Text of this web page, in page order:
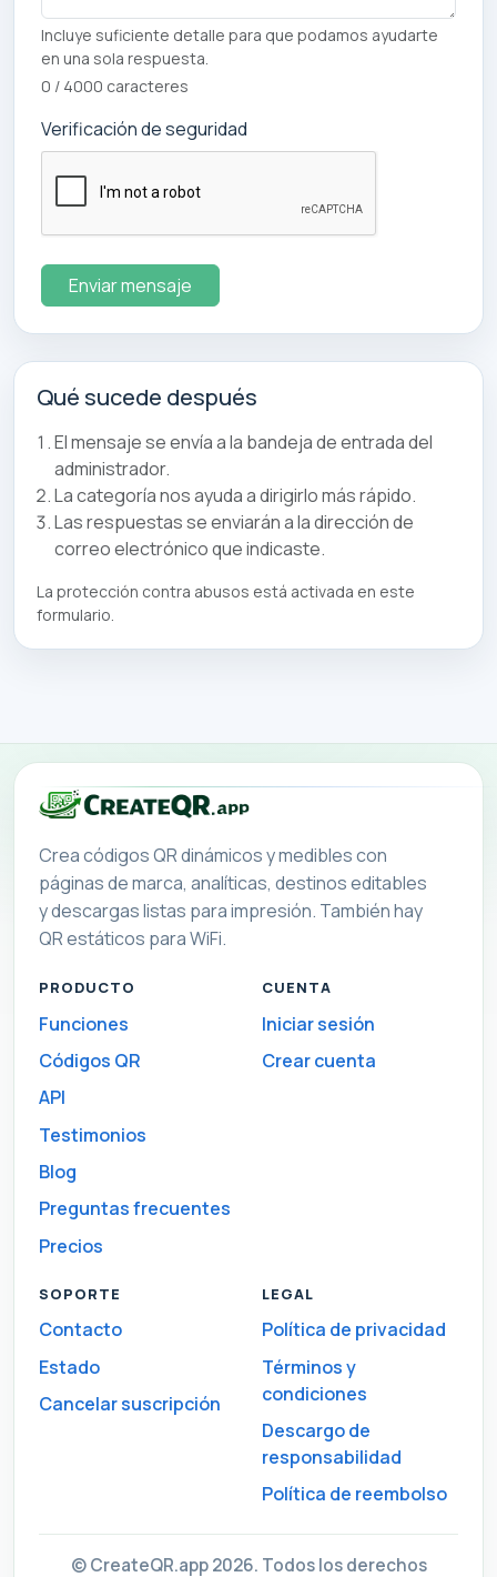
Incluye suficiente detalle para que podamos ayudarte
en una sola respuesta.
0 / 4000 caracteres
Verificación de seguridad
Enviar mensaje
Qué sucede después
El mensaje se envía a la bandeja de entrada del
administrador.
La categoría nos ayuda a dirigirlo más rápido.
Las respuestas se enviarán a la dirección de
correo electrónico que indicaste.
La protección contra abusos está activada en este
formulario.
Crea códigos QR dinámicos y medibles con
páginas de marca, analíticas, destinos editables
y descargas listas para impresión. También hay
QR estáticos para WiFi.
PRODUCTO
Funciones
Códigos QR
API
Testimonios
Blog
Preguntas frecuentes
Precios
CUENTA
Iniciar sesión
Crear cuenta
SOPORTE
Contacto
Estado
Cancelar suscripción
LEGAL
Política de privacidad
Términos y
condiciones
Descargo de
responsabilidad
Política de reembolso
© CreateQR.app 2026. Todos los derechos